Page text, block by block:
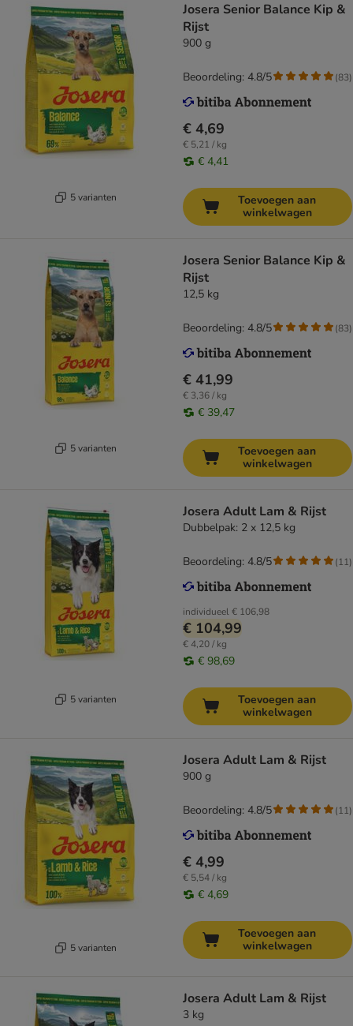
5 varianten
Josera Senior Balance Kip &
Rijst
900 g
€ 4,69
€ 5,21 / kg
€ 4,41
Beoordeling: 4.8/5 (83)
Toevoegen aan
winkelwagen
5 varianten
Josera Senior Balance Kip &
Rijst
12,5 kg
€ 41,99
€ 3,36 / kg
€ 39,47
Beoordeling: 4.8/5 (83)
Toevoegen aan
winkelwagen
5 varianten
Josera Adult Lam & Rijst
Dubbelpak: 2 x 12,5 kg
individueel€ 106,98
€ 104,99
€ 4,20 / kg
€ 98,69
Beoordeling: 4.8/5 (11)
Toevoegen aan
winkelwagen
5 varianten
Josera Adult Lam & Rijst
900 g
€ 4,99
€ 5,54 / kg
€ 4,69
Beoordeling: 4.8/5 (11)
Toevoegen aan
winkelwagen
Josera Adult Lam & Rijst
3 kg